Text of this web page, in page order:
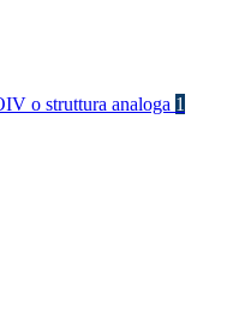
o struttura analoga 1